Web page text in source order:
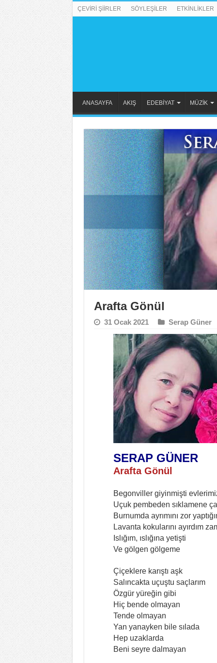
ÇEVİRİ ŞİİRLER SÖYLEŞİLER ETKİNLİKLER
ANASAYFA AKIŞ EDEBİYAT MÜZİK
Arafta Gönül
31 Ocak 2021 Serap Güner
SERAP GÜNER
Arafta Gönül
Begonviller giyinmişti
Uçuk pembeden sıklamene
Burnumda ayrımını zor
Lavanta kokularını ayırdım
Islığım, ıslığına yetişti
Ve gölgen gölgeme
Çiçeklere karıştı aşk
Salıncakta uçuştu saçlarım
Özgür yüreğin gibi
Hiç bende olmayan
Tende olmayan
Yan yanayken bile sılada
Hep uzaklarda
Beni seyre dalmayan